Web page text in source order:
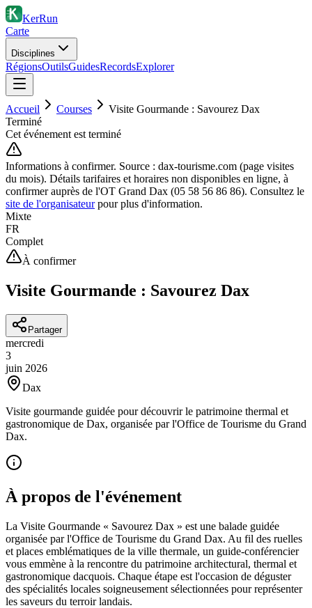
KerRun
Carte
Disciplines
RégionsOutilsGuidesRecordsExplorer
Accueil Courses
Visite Gourmande : Savourez Dax
Terminé
Cet événement est terminé
Informations à confirmer. Source : dax-tourisme.com (page visites
du mois). Détails tarifaires et horaires non disponibles en ligne, à
confirmer auprès de l'OT Grand Dax (05 58 56 86 86). Consultez le
site de l'organisateur pour plus d'information.
Mixte
FR
Complet
À confirmer
Visite Gourmande : Savourez Dax
Partager
mercredi
3
juin 2026
Dax
Visite gourmande guidée pour découvrir le patrimoine thermal et
gastronomique de Dax, organisée par l'Office de Tourisme du Grand
Dax.
À propos de l'événement
La Visite Gourmande « Savourez Dax » est une balade guidée
organisée par l'Office de Tourisme du Grand Dax. Au fil des ruelles
et places emblématiques de la ville thermale, un guide-conférencier
vous emmène à la rencontre du patrimoine architectural, thermal et
gastronomique dacquois. Chaque étape est l'occasion de déguster
des spécialités locales soigneusement sélectionnées pour représenter
les saveurs du terroir landais.